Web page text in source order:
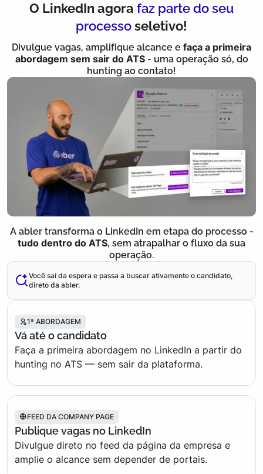
O LinkedIn agora faz parte do seu
processoseletivo!
Divulgue vagas, amplifique alcance e faça a primeira
abordagem sem sair do ATS- uma operação só, do
hunting ao contato!
A abler transforma o LinkedIn em etapa do processo -
tudo dentro do ATS, sem atrapalhar o fluxo da sua
operação.
Você sai da espera e passa a buscar ativamente o candidato,
direto da abler.
1ª ABORDAGEM
Vá até o candidato
Faça a primeira abordagem no LinkedIn a partir do
hunting no ATS — sem sair da plataforma.
FEED DA COMPANY PAGE
Publique vagas no LinkedIn
Divulgue direto no feed da página da empresa e
amplie o alcance sem depender de portais.